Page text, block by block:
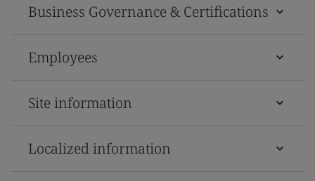
Business Governance & Certifications
Employees
Site information
Localized information